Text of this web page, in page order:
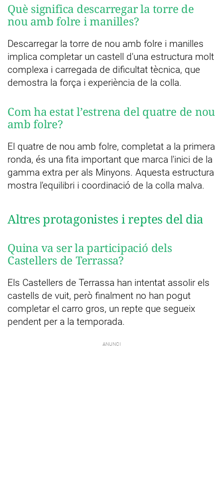
Què significa descarregar la torre de
nou amb folre i manilles?
Descarregar la torre de nou amb folre i manilles
implica completar un castell d'una estructura molt
complexa i carregada de dificultat tècnica, que
demostra la força i experiència de la colla.
Com ha estat l’estrena del quatre de nou
amb folre?
El quatre de nou amb folre, completat a la primera
ronda, és una fita important que marca l'inici de la
gamma extra per als Minyons. Aquesta estructura
mostra l'equilibri i coordinació de la colla malva.
Altres protagonistes i reptes del dia
Quina va ser la participació dels
Castellers de Terrassa?
Els Castellers de Terrassa han intentat assolir els
castells de vuit, però finalment no han pogut
completar el carro gros, un repte que segueix
pendent per a la temporada.